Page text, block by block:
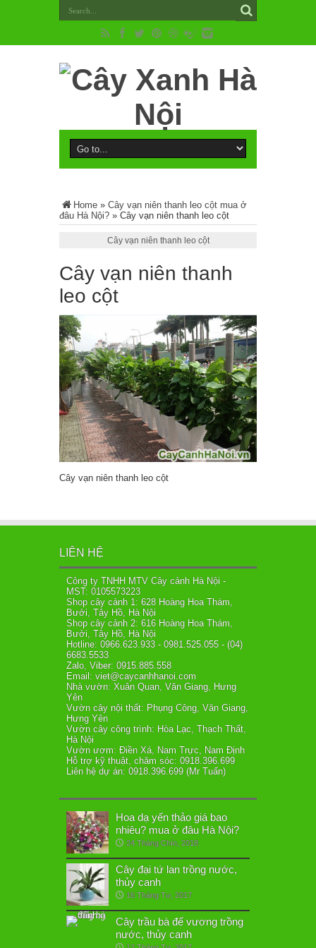
Home » Cây vạn niên thanh leo cột mua ở
đâu Hà Nội? » Cây vạn niên thanh leo cột
Cây vạn niên thanh leo cột
Cây vạn niên thanh
leo cột
Cây vạn niên thanh leo cột
LIÊN HỆ
Công ty TNHH MTV Cây cảnh Hà Nội -
MST: 0105573223
Shop cây cảnh 1: 628 Hoàng Hoa Thám,
Bưởi, Tây Hồ, Hà Nội
Shop cây cảnh 2: 616 Hoàng Hoa Thám,
Bưởi, Tây Hồ, Hà Nội
Hotline: 0966.623.933 - 0981.525.055 - (04)
6683.5533
Zalo, Viber: 0915.885.558
Email: viet@caycanhhanoi.com
Nhà vườn: Xuân Quan, Văn Giang, Hưng
Yên
Vườn cây nội thất: Phụng Công, Văn Giang,
Hưng Yên
Vườn cây công trình: Hòa Lạc, Thạch Thất,
Hà Nội
Vườn ươm: Điền Xá, Nam Trực, Nam Định
Hỗ trợ kỹ thuật, chăm sóc: 0918.396.699
Liên hệ dự án: 0918.396.699 (Mr Tuấn)
Hoa dạ yến thảo giá bao
nhiêu? mua ở đâu Hà Nội?
24 Tháng Chín, 2018
Cây đại tứ lan trồng nước,
thủy canh
16 Tháng Tư, 2017
Cây trầu bà đế vương trồng
nước, thủy canh